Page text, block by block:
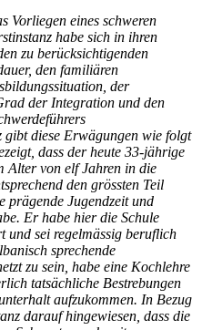
Vorliegen eines schweren
habe sich in ihren
zu berücksichtigenden
den familiären
der
der Integration und den
gibt diese Erwägungen wie folgt
dass der heute 33-jährige
Alter von elf Jahren in die
den grössten Teil
prägende Jugendzeit und
Er habe hier die Schule
und sei regelmässig beruflich
sprechende
zu sein, habe eine Kochlehre
tatsächliche Bestrebungen
aufzukommen. In Bezug
darauf hingewiesen, dass die